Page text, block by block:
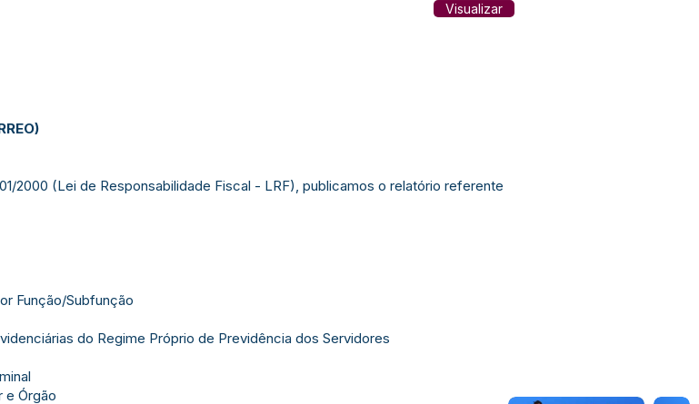
Visualizar
2000 (Lei de Responsabilidade Fiscal - LRF), publicamos o relatório referente
Função/Subfunção
do Regime Próprio de Previdência dos Servidores
e Órgão